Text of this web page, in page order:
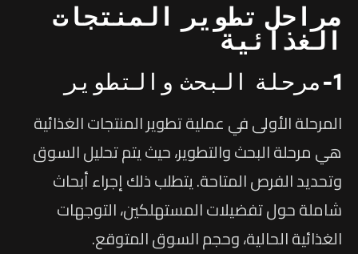
مراحل تطوير المنتجات
الغذائية
1-مرحلة البحث والتطوير
المرحلة الأولى في عملية تطوير المنتجات الغذائية
هي مرحلة البحث والتطوير، حيث يتم تحليل السوق
وتحديد الفرص المتاحة. يتطلب ذلك إجراء أبحاث
شاملة حول تفضيلات المستهلكين، التوجهات
الغذائية الحالية، وحجم السوق المتوقع.